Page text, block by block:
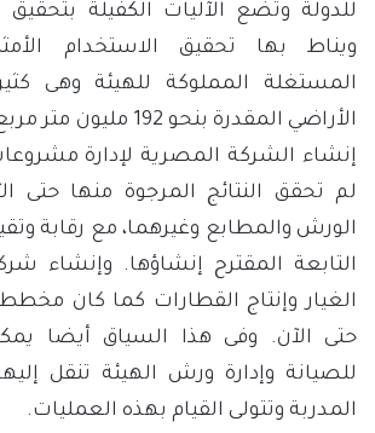
للدولة وتضع الآليات الكفيلة
ويناط بها تحقيق الاستخدام
المستغلة المملوكة للهيئة وهى
الأراضي المقدرة بنحو
إنشاء الشركة المصرية لإدارة
لم تحقق النتائج المرجوة منها حتى
الورش والمطابع وغيرهما، مع رقابة
التابعة المقترح إنشاؤها. وإنشاء
الغيار وإنتاج القطارات كما كان
حتى الآن. وفى هذا السياق أيضا
للصيانة وإدارة ورش الهيئة تنقل
المدربة وتتولى القيام بهذه العمليات.